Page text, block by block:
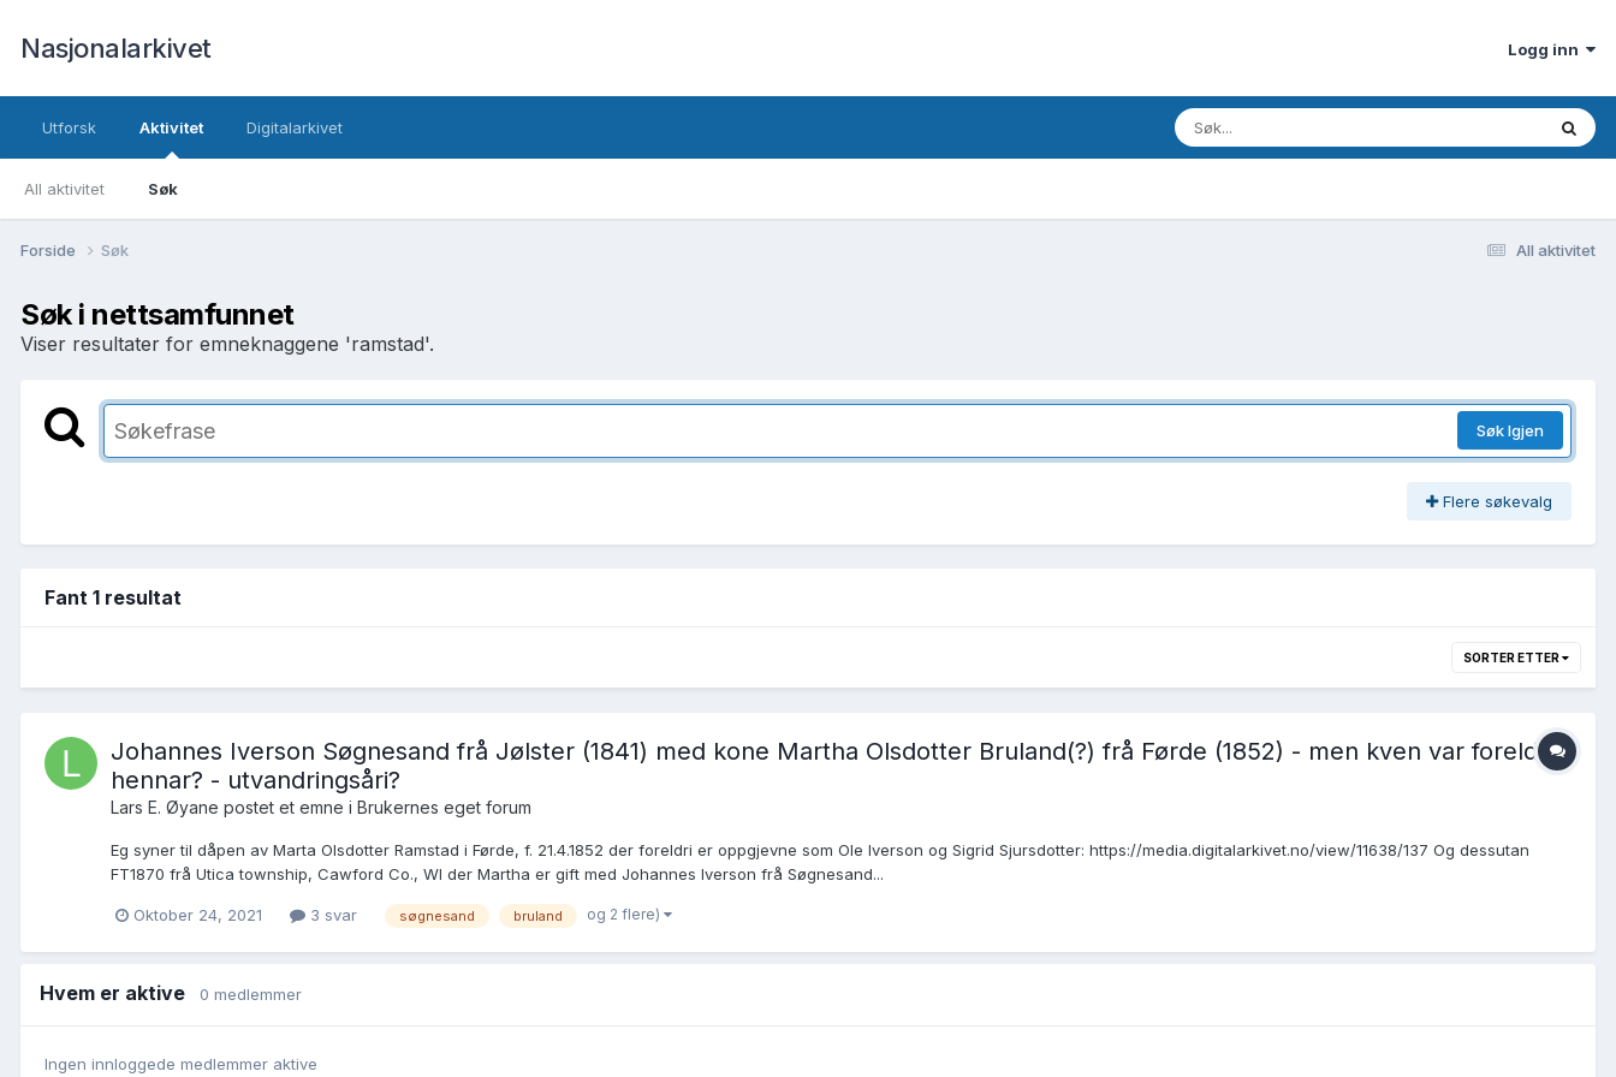
Nasjonalarkivet Logg inn
Utforsk Aktivitet
All aktivitet Søk
Digitalarkivet
All aktivitet
Forside Søk
Søk i nettsamfunnet
Viser resultater for emneknaggene 'ramstad'.
Søk Igjen
Flere søkevalg
Fant 1 resultat
SORTER ETTER
Johannes Iverson Søgnesand frå Jølster (1841) med kone Martha Olsdotter Bruland(?) frå Førde (1852) - men kven var foreldri
hennar? - utvandringsåri?
Lars E. Øyane postet et emne i Brukernes eget forum
Eg syner til dåpen av Marta Olsdotter Ramstad i Førde, f. 21.4.1852 der foreldri er oppgjevne som Ole Iverson og Sigrid Sjursdotter: https://media.digitalarkivet.no/view/11638/137 Og dessutan
FT1870 frå Utica township, Cawford Co., WI der Martha er gift med Johannes Iverson frå Søgnesand...
Oktober 24, 2021 3 svar søgnesand bruland og 2 flere)
Hvem er aktive 0 medlemmer
Ingen innloggede medlemmer aktive